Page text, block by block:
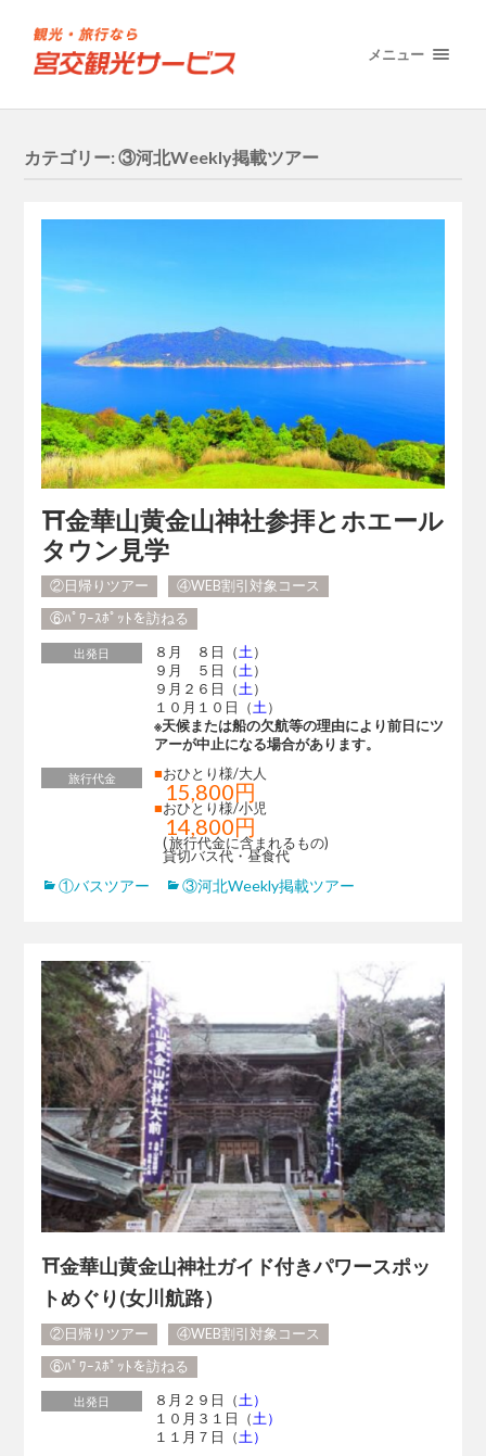
メニュー
カテゴリー:③河北Weekly掲載ツアー
⛩金華山黄金山神社参拝とホエール
タウン見学
②日帰りツアー
④WEB割引対象コース
⑥ﾊﾟﾜｰｽﾎﾟｯﾄを訪ねる
出発日 ８月 ８日（土）
９月 ５日（土）
９月２６日（土）
１０月１０日（土）
※天候または船の欠航等の理由により前日にツ
アーが中止になる場合があります。
旅行代金 ■おひとり様/大人
15,800円
■おひとり様/小児
14,800円
( 旅行代金に含まれるもの)
貸切バス代・昼食代
①バスツアー ③河北Weekly掲載ツアー
⛩金華山黄金山神社ガイド付きパワースポッ
トめぐり(女川航路）
②日帰りツアー
④WEB割引対象コース
⑥ﾊﾟﾜｰｽﾎﾟｯﾄを訪ねる
出発日 ８月２９日（土）
１０月３１日（土）
１１月７日（土）